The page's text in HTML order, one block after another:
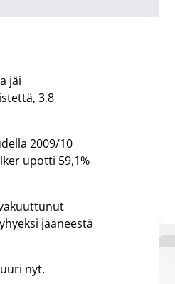
jäi
3,8
2009/10
upotti 59,1%
jääneestä
nyt.